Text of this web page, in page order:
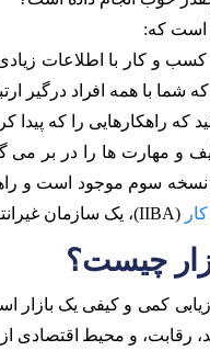
است که:
و کار با اطلاعات
شما با همه افراد درگیر
که راهکار‌هایی را که پیدا
سوم موجود است و
(IIBA)، یک سازمان غیرانتفاعی با بیش از ۲۸۰۰۰ عضو، آن را ایجاد کرده است.
چیست؟
کمی و کیفی یک
رقابت، و محیط اقتصادی